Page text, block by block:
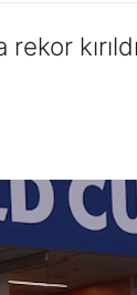
kırıldı